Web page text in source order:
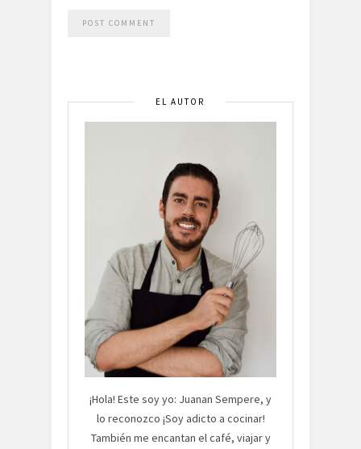
EL AUTOR
¡Hola! Este soy yo: Juanan Sempere, y
lo reconozco ¡Soy adicto a cocinar!
También me encantan el café, viajar y